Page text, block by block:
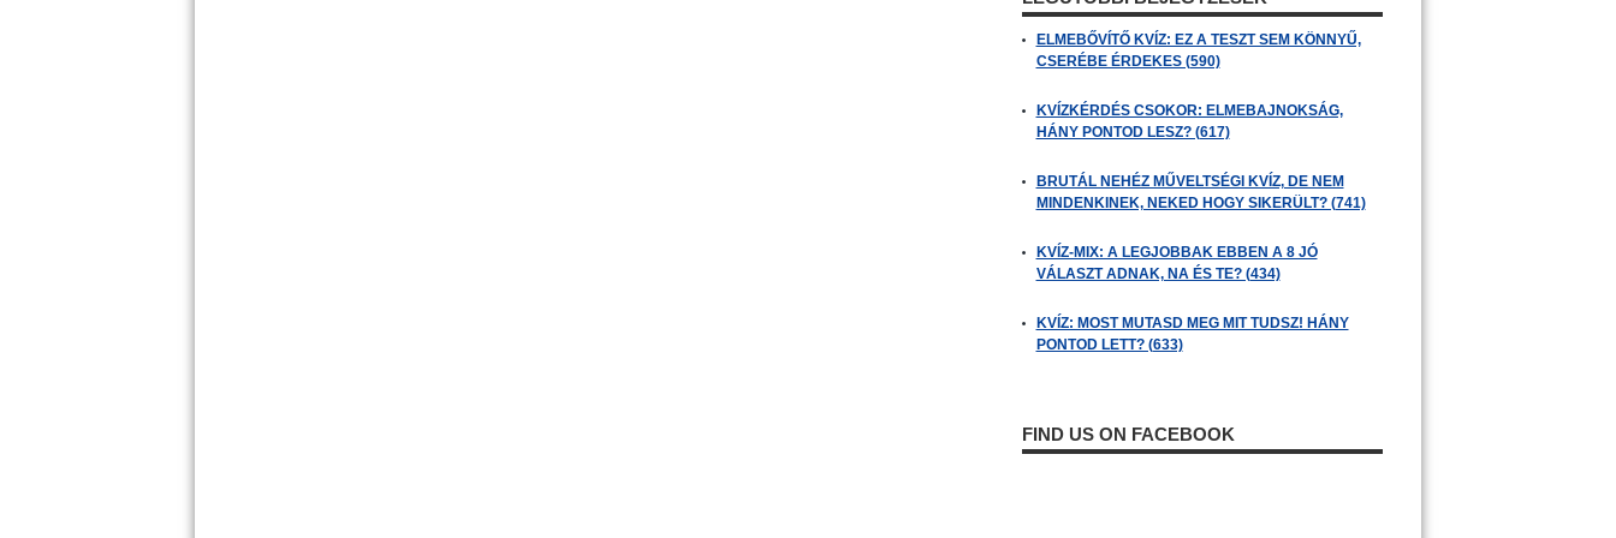
ELMEBŐVÍTŐ KVÍZ: EZ A TESZT SEM KÖNNYŰ,
CSERÉBE ÉRDEKES (590)
KVÍZKÉRDÉS CSOKOR: ELMEBAJNOKSÁG,
HÁNY PONTOD LESZ? (617)
BRUTÁL NEHÉZ MŰVELTSÉGI KVÍZ, DE NEM
MINDENKINEK, NEKED HOGY SIKERÜLT? (741)
KVÍZ-MIX: A LEGJOBBAK EBBEN A 8 JÓ
VÁLASZT ADNAK, NA ÉS TE? (434)
KVÍZ: MOST MUTASD MEG MIT TUDSZ! HÁNY
PONTOD LETT? (633)
FIND US ON FACEBOOK